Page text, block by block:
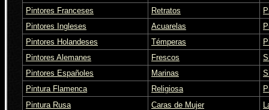
Pintores Franceses
Retratos
Pintores Ingleses
Acuarelas
Pintores Holandeses
Témperas
Pintores Alemanes
Frescos
Pintores Españoles
Marinas
Pintura Flamenca
Religiosa
Pintura Rusa
Caras de Mujer